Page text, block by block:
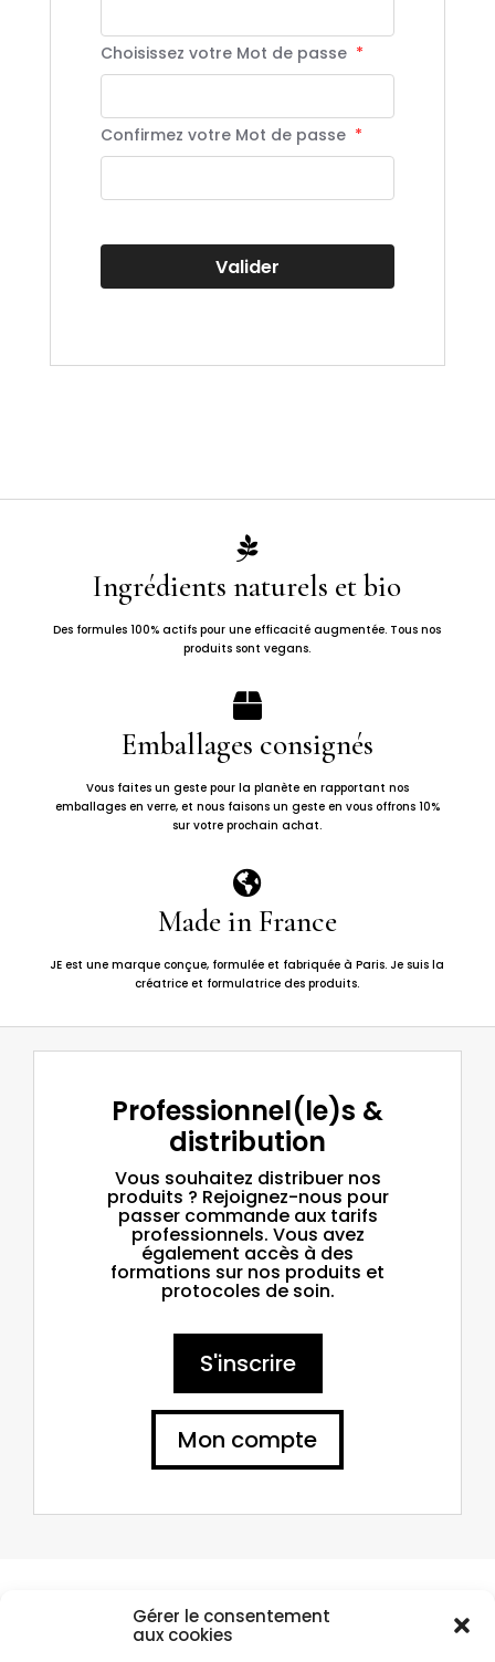
Gérer le consentement
aux cookies
Choisissez votre Mot de passe *
Confirmez votre Mot de passe *
Valider

Ingrédients naturels et bio
Des formules 100% actifs pour une efficacité augmentée. Tous nos
produits sont vegans.

Emballages consignés
Vous faites un geste pour la planète en rapportant nos
emballages en verre, et nous faisons un geste en vous offrons 10%
sur votre prochain achat.

Made in France
JE est une marque conçue, formulée et fabriquée à Paris. Je suis la
créatrice et formulatrice des produits.
Professionnel(le)s &
distribution
Vous souhaitez distribuer nos
produits ? Rejoignez-nous pour
passer commande aux tarifs
professionnels. Vous avez
également accès à des
formations sur nos produits et
protocoles de soin.
S'inscrire
Mon compte
Compte client